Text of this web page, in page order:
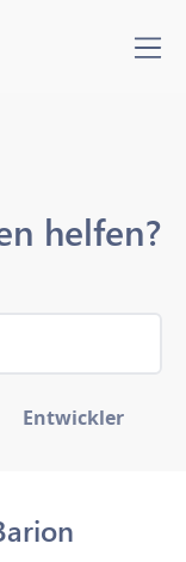
helfen?
Entwickler